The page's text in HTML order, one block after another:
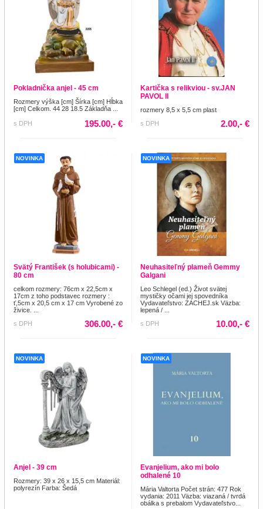
Pokladnička anjel - 45 cm
Rozmery výška [cm] Šírka [cm] Hĺbka
[cm] Celkom. 44 28 18.5 Základňa ...
s DPH 195.00,- €
Kartička s relikviou - sv.JAN
PAVOL II
rozmery 8,5 x 5,5 cm plast
s DPH
2.00,- €
NOVINKA
Svätý František (s holubicami) -
80 cm
celkom rozmery: 76cm x 22,5cm x
17cm z toho podstavec rozmery :
ť,5cm x 20,5 cm x 17 cm Vyrobené zo
živice. ...
s DPH
306.00,- €
NOVINKA
Neuhasiteľný plameň Gemmy
Galgani
Leo Schlegel (ed.) Život svätej
mystičky očami jej spovedníka
Vydavateľstvo: ZACHEJ.sk Väzba:
lepená / ...
s DPH
10.00,- €
NOVINKA
Anjel - 39 cm
Rozmery: 39 x 26 x 15,5 cm Materiál:
polyrezín Farba: Šedá
NOVINKA
Evanjelium, ako mi bolo
odhalené 10
Mária Valtorta Počet strán: 477 Rok
vydania: 2011 Väzba: viazaná / tvrdá
obálka s prebalom Vydavateľstvo...